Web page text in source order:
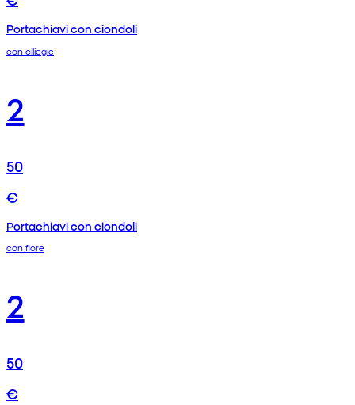
Portachiavi con ciondoli
con ciliegie
2
50
€
Portachiavi con ciondoli
con fiore
2
50
€